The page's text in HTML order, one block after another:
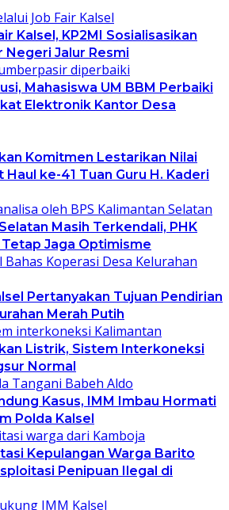
Kalsel, KP2MI Sosialisasikan
Negeri Jalur Resmi
Mahasiswa UM BBM Perbaiki
Elektronik Kantor Desa
Komitmen Lestarikan Nilai
ke-41 Tuan Guru H. Kaderi
Masih Terkendali, PHK
Jaga Optimisme
Pertanyakan Tujuan Pendirian
Merah Putih
Listrik, Sistem Interkoneksi
Normal
Kasus, IMM Imbau Hormati
Polda Kalsel
Kepulangan Warga Barito
Penipuan Ilegal di